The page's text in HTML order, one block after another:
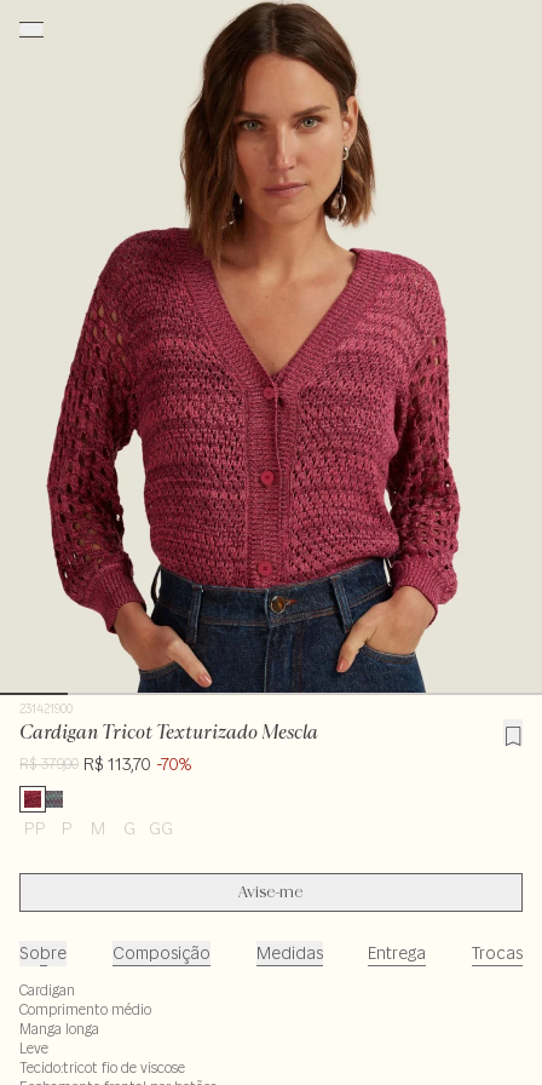
231421900
Cardigan Tricot Texturizado Mescla
R$ 379,00 R$ 113,70 -70%
PP P M G GG
Avise-me
Sobre Composição Medidas Entrega Trocas
Cardigan
Comprimento médio
Manga longa
Leve
Tecido:tricot fio de viscose